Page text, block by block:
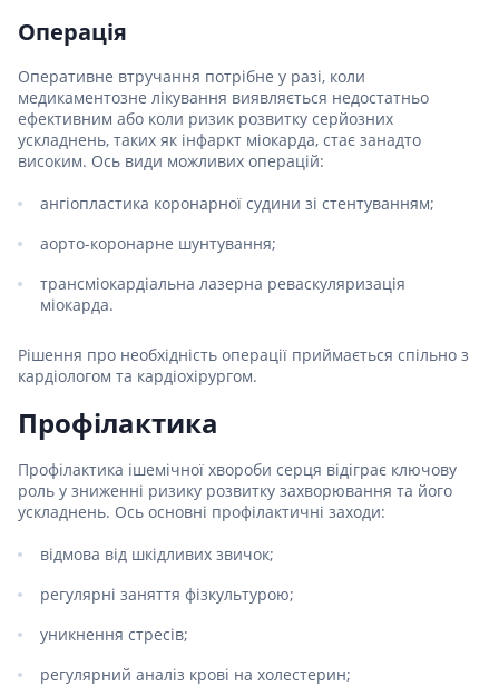
Операція
Оперативне втручання потрібне у разі, коли
медикаментозне лікування виявляється недостатньо
ефективним або коли ризик розвитку серйозних
ускладнень, таких як інфаркт міокарда, стає занадто
високим. Ось види можливих операцій:
ангіопластика коронарної судини зі стентуванням;
аорто-коронарне шунтування;
трансміокардіальна лазерна реваскуляризація
міокарда.
Рішення про необхідність операції приймається спільно з
кардіологом та кардіохірургом.
Профілактика
Профілактика ішемічної хвороби серця відіграє ключову
роль у зниженні ризику розвитку захворювання та його
ускладнень. Ось основні профілактичні заходи:
відмова від шкідливих звичок;
регулярні заняття фізкультурою;
уникнення стресів;
регулярний аналіз крові на холестерин;